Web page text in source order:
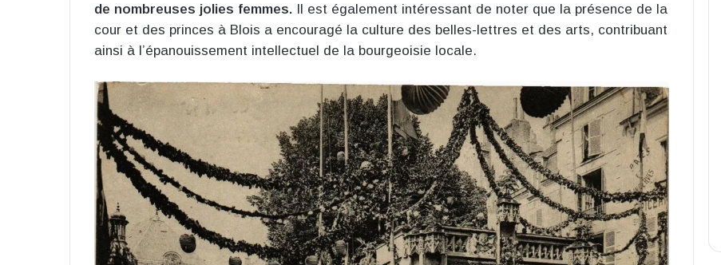
de nombreuses jolies femmes. Il est également intéressant de noter que la présence de la
cour et des princes à Blois a encouragé la culture des belles-lettres et des arts, contribuant
ainsi à l’épanouissement intellectuel de la bourgeoisie locale.